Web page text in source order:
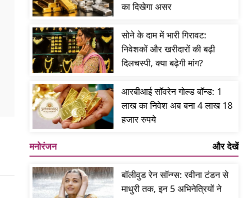
का दिखेगा असर
सोने के दाम में भारी गिरावट:
निवेशकों और खरीदारों की बढ़ी
दिलचस्पी, क्या बढ़ेगी मांग?
आरबीआई सॉवरेन गोल्ड बॉन्ड: 1
लाख का निवेश अब बना 4 लाख 18
हजार रुपये
मनोरंजन और देखें
बॉलीवुड रेन सॉन्ग्स: रवीना टंडन से
माधुरी तक, इन 5 अभिनेत्रियों ने